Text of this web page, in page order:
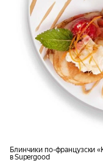
Блинчики по-французски
в Supergood